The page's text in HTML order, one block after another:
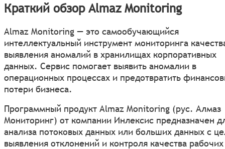
Краткий обзор Almaz Monitoring
Almaz Monitoring — это самообучающийся
интеллектуальный инструмент мониторинга
выявления аномалий в хранилищах корпоративных
данных. Сервис помогает выявить аномалии в
операционных процессах и предотвратить
потери бизнеса.
Программный продукт Almaz Monitoring (рус. Алмаз
Мониторинг) от компании Инлексис предназначен
анализа потоковых данных или больших данных с
выявления отклонений и контроля качества рабочих